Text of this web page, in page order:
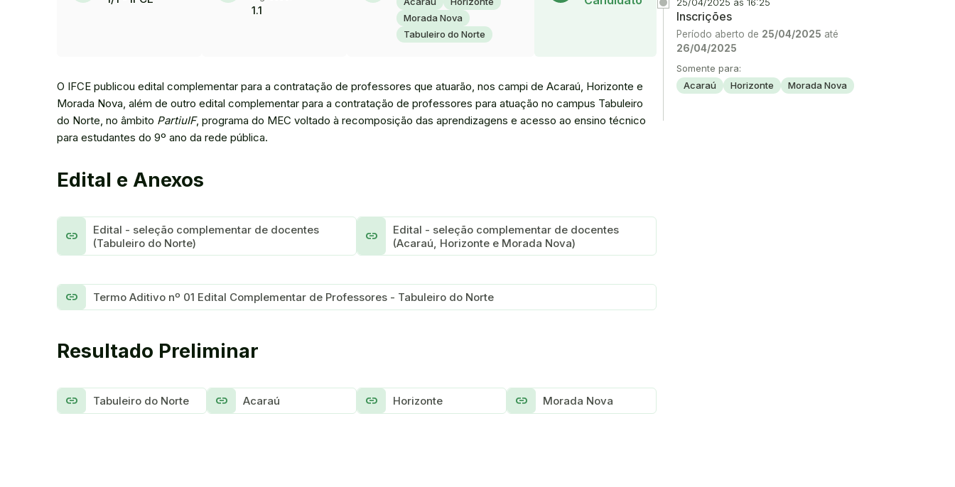
1.1
Morada Nova
Tabuleiro do Norte
O IFCE publicou edital complementar para a contratação de professores que atuarão, nos campi de Acaraú, Horizonte e
Morada Nova, além de outro edital complementar para a contratação de professores para atuação no campus Tabuleiro
do Norte, no âmbito PartiuIF, programa do MEC voltado à recomposição das aprendizagens e acesso ao ensino técnico
para estudantes do 9º ano da rede pública.
Edital e Anexos
link
Edital - seleção complementar de docentes
(Tabuleiro do Norte)
link
Edital - seleção complementar de docentes
(Acaraú, Horizonte e Morada Nova)
link Termo Aditivo nº 01 Edital Complementar de Professores - Tabuleiro do Norte
Resultado Preliminar
link Tabuleiro do Norte link Acaraú link Horizonte link Morada Nova
Inscrições
Período aberto de 25/04/2025 até
26/04/2025
Somente para:
Acaraú
Horizonte Morada Nova